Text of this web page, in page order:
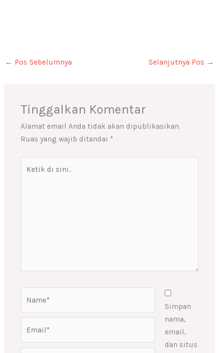
← Pos Sebelumnya Selanjutnya Pos →
Tinggalkan Komentar
Alamat email Anda tidak akan dipublikasikan.
Ruas yang wajib ditandai *
Simpan
nama,
email,
dan situs